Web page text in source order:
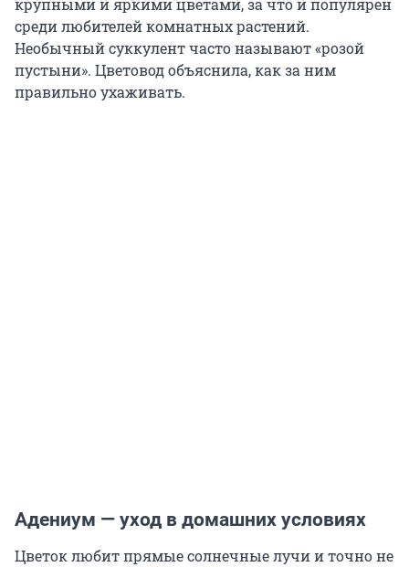
крупными и яркими цветами, за что и популярен
среди любителей комнатных растений.
Необычный суккулент часто называют «розой
пустыни». Цветовод объяснила, как за ним
правильно ухаживать.
Адениум — уход в домашних условиях
Цветок любит прямые солнечные лучи и точно не